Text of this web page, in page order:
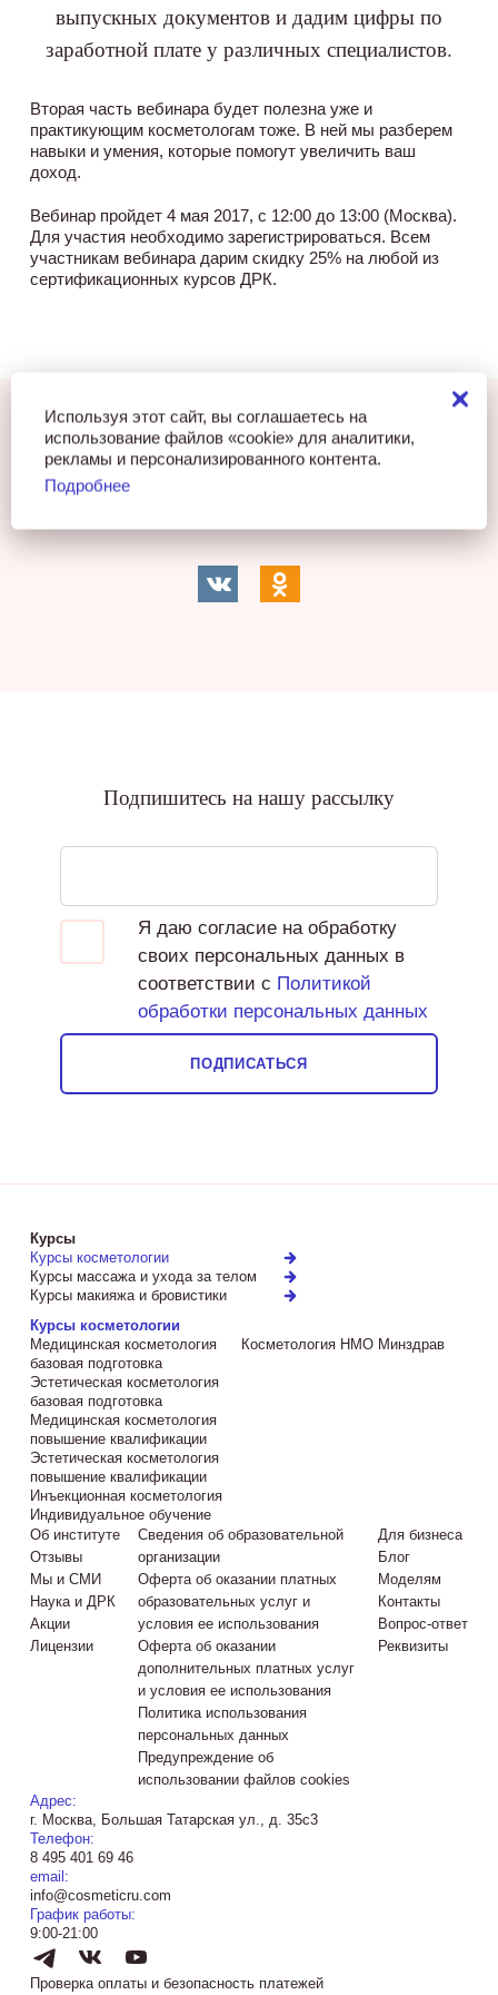
выпускных документов и дадим цифры по
заработной плате у различных специалистов.
Вторая часть вебинара будет полезна уже и
практикующим косметологам тоже. В ней мы разберем
навыки и умения, которые помогут увеличить ваш
доход.
Вебинар пройдет 4 мая 2017, с 12:00 до 13:00 (Москва).
Для участия необходимо зарегистрироваться. Всем
участникам вебинара дарим скидку 25% на любой из
сертификационных курсов ДРК.
Подпишитесь на нашу рассылку
Я даю согласие на обработку
своих персональных данных в
соответствии с Политикой
обработки персональных данных
ПОДПИСАТЬСЯ
Курсы
Курсы косметологии
Курсы массажа и ухода за телом
Курсы макияжа и бровистики
Курсы косметологии
Медицинская косметология
базовая подготовка
Эстетическая косметология
базовая подготовка
Медицинская косметология
повышение квалификации
Эстетическая косметология
повышение квалификации
Инъекционная косметология
Индивидуальное обучение
Косметология НМО Минздрав
Об институте
Отзывы
Мы и СМИ
Наука и ДРК
Акции
Лицензии
Сведения об образовательной
организации
Оферта об оказании платных
образовательных услуг и
условия ее использования
Оферта об оказании
дополнительных платных услуг
и условия ее использования
Политика использования
персональных данных
Предупреждение об
использовании файлов cookies
Для бизнеса
Блог
Моделям
Контакты
Вопрос-ответ
Реквизиты
Адрес:
г. Москва, Большая Татарская ул., д. 35с3
Телефон:
8 495 401 69 46
email:
info@cosmeticru.com
График работы:
9:00-21:00
Проверка оплаты и безопасность платежей
Используя этот сайт, вы соглашаетесь на
использование файлов «cookie» для аналитики,
рекламы и персонализированного контента.
Подробнее